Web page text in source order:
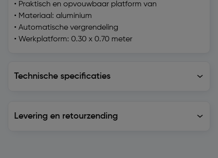
• Praktisch en opvouwbaar platform van
• Materiaal: aluminium
• Automatische vergrendeling
• Werkplatform: 0.30 x 0.70 meter
Technische specificaties
Levering en retourzending